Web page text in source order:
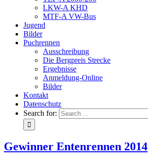
LKW-A KHD
MTF-A VW-Bus
Jugend
Bilder
Puchrennen
Ausschreibung
Die Bergpreis Strecke
Ergebnisse
Anmeldung-Online
Bilder
Kontakt
Datenschutz
Search for:
Gewinner Entenrennen 2014